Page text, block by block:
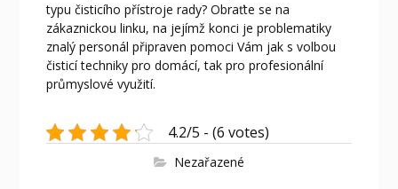
typu čisticího přístroje rady? Obraťte se na
zákaznickou linku, na jejímž konci je problematiky
znalý personál připraven pomoci Vám jak s volbou
čisticí techniky pro domácí, tak pro profesionální
průmyslové využití.
4.2/5 - (6 votes)
Nezařazené